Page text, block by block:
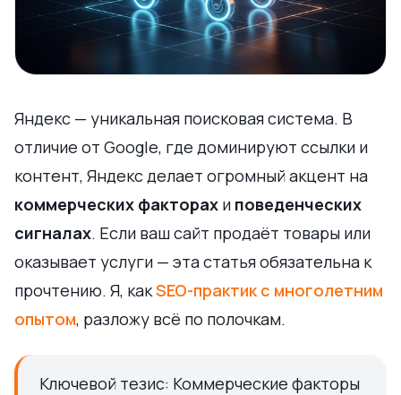
Яндекс — уникальная поисковая система. В
отличие от Google, где доминируют ссылки и
контент, Яндекс делает огромный акцент на
коммерческих факторах и поведенческих
сигналах. Если ваш сайт продаёт товары или
оказывает услуги — эта статья обязательна к
прочтению. Я, какSEO-практик с многолетним
опытом, разложу всё по полочкам.
Ключевой тезис: Коммерческие факторы